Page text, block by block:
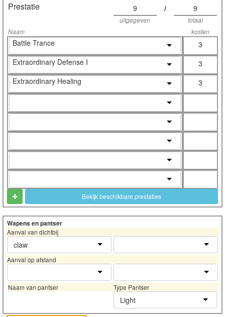
Prestatie 9 / 9
uitgegeven
totaal
Naam
kosten
Battle Trance
3
Extraordinary Defense I
3
Extraordinary Healing
3
Bekijk beschikbare prestaties
Wapens en pantser
Aanval van dichtbij
claw
Aanval op afstand
Naam van pantser Type Pantser
Light